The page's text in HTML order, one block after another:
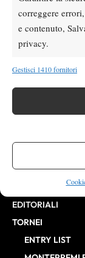
correggere
e contenuto,
privacy.
Gestisci 1410 fornitori
Direttore
HOME
ENTRY LIST
CHALLENGER
BILLIE JEAN
ATP FINALS
EDITORIALI
TORNEI
ENTRY LIST